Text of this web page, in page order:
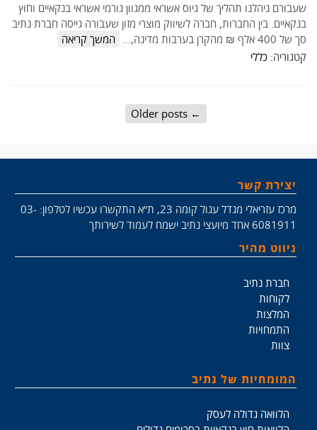
שעבורם ניהלנו תהליך של גיוס אשראי ממגוון גורמי אשראי בנקאיים וחוץ
בנקאיים. בין החברות, חברה לשיווק מוצרי מזון שעבורה גייסה חברת נתיב
סך של 400 אלף ₪ מהקרן בערבות מדינה,…
המשך קריאה
קטגוריה: כללי
←
Older posts
יצירת קשר
מרכז עזריאלי מגדל עגול קומה 23, ת״א התקשרו עכשיו לטלפון: 03-
6081911 אחד מיועצי נתיב ישמח לעמוד לשירותך
ניווט מהיר
חברת נתיב
לקוחות
המלצות
התמחויות
צוות
המומחיות של נתיב
הלוואה גדולה לעסק